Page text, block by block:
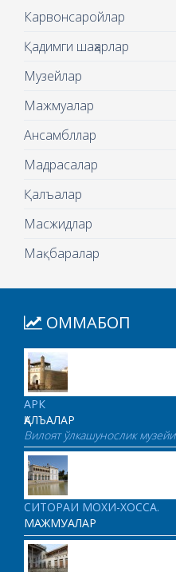
Карвонсаройлар
Қадимги шаҳарлар
Музейлар
Мажмуалар
Ансамбллар
Мадрасалар
Қалъалар
Масжидлар
Мақбаралар
ОММАБОП
АРК
ҚАЛЪАЛАР
Вилоят ўлкашунослик музейи
СИТОРАИ МОХИ-ХОССА.
МАЖМУАЛАР